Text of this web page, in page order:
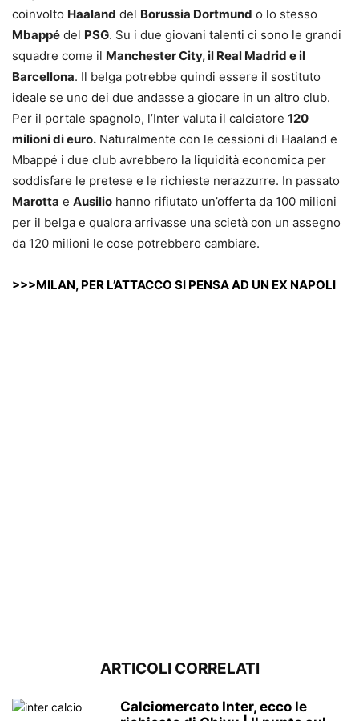
coinvolto Haaland del Borussia Dortmund o lo stesso
Mbappé del PSG. Su i due giovani talenti ci sono le grandi
squadre come il Manchester City, il Real Madrid e il
Barcellona. Il belga potrebbe quindi essere il sostituto
ideale se uno dei due andasse a giocare in un altro club.
Per il portale spagnolo, l’Inter valuta il calciatore 120
milioni di euro. Naturalmente con le cessioni di Haaland e
Mbappé i due club avrebbero la liquidità economica per
soddisfare le pretese e le richieste nerazzurre. In passato
Marotta e Ausilio hanno rifiutato un’offerta da 100 milioni
per il belga e qualora arrivasse una scietà con un assegno
da 120 milioni le cose potrebbero cambiare.
>>>MILAN, PER L’ATTACCO SI PENSA AD UN EX NAPOLI
ARTICOLI CORRELATI
Calciomercato Inter, ecco le